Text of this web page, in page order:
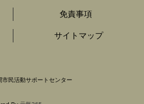
免責事項
サイトマップ
市民活動サポートセンター